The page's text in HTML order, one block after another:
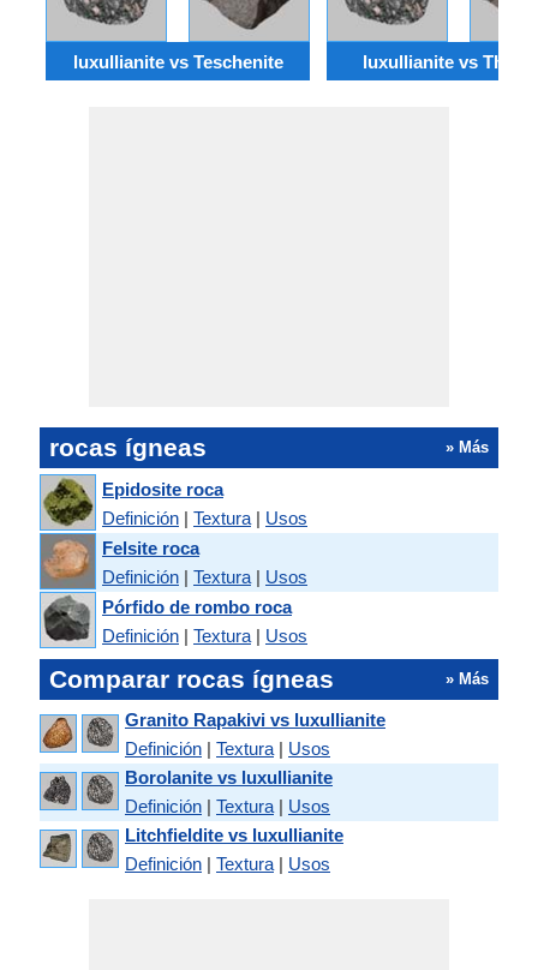
luxullianite vs Teschenite luxullianite vs
rocas ígneas » Más
Epidosite roca
Definición | Textura | Usos
Felsite roca
Definición | Textura | Usos
Pórfido de rombo roca
Definición | Textura | Usos
Comparar rocas ígneas » Más
Granito Rapakivi vs luxullianite
Definición | Textura | Usos
Borolanite vs luxullianite
Definición | Textura | Usos
Litchfieldite vs luxullianite
Definición | Textura | Usos